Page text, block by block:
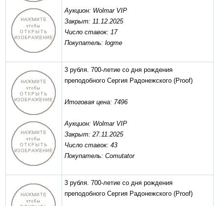
Аукцион: Wolmar VIP
Закрыт: 11.12.2025
Число ставок: 17
Покупатель: logme
3 рубля. 700-летие со дня рождения
преподобного Сергия Радонежского (Proof)
Итоговая цена: 7496
Аукцион: Wolmar VIP
Закрыт: 27.11.2025
Число ставок: 43
Покупатель: Comutator
3 рубля. 700-летие со дня рождения
преподобного Сергия Радонежского (Proof)